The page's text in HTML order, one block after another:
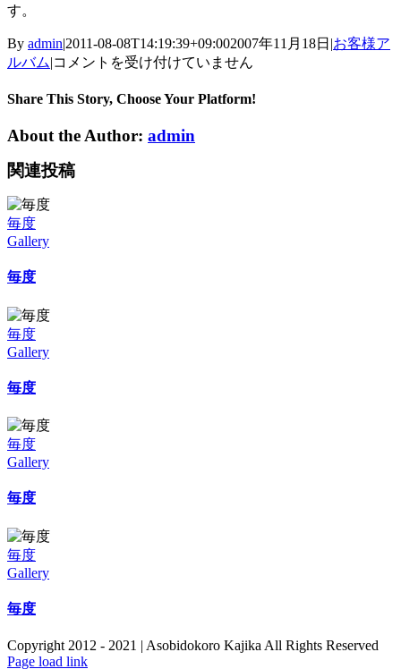
す。
By admin|2011-08-08T14:19:39+09:002007年11月18日 |お客様ア
ルバム|毎
で
は
コメントを受け付けていません
Share This Story, Choose Your Platform!
About the Author: admin
関連投稿
毎度
Gallery
毎度
毎度
Gallery
毎度
毎度
Gallery
毎度
毎度
Gallery
毎度
Copyright 2012 - 2021 | Asobidokoro Kajika All Rights Reserved
Page load link